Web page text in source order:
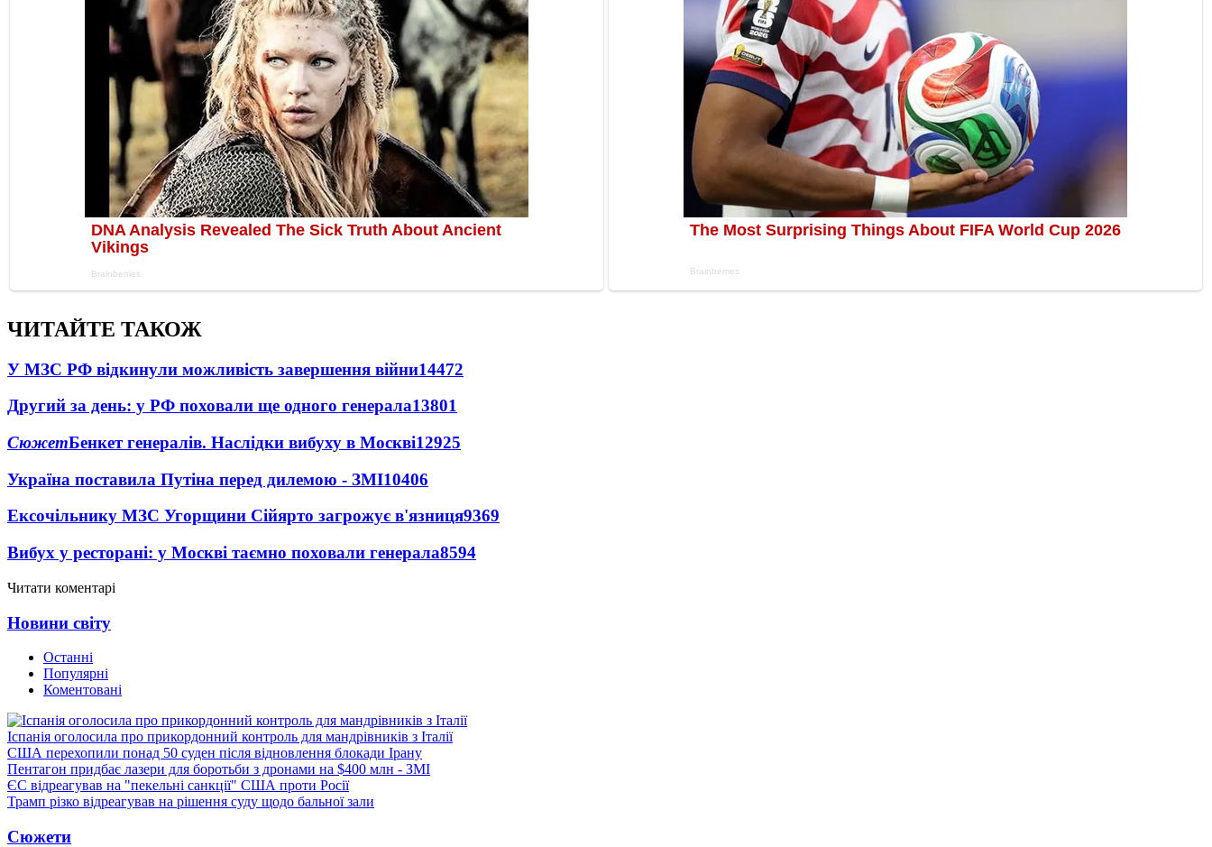
ЧИТАЙТЕ ТАКОЖ
У МЗС РФ відкинули можливість завершення війни14472
Другий за день: у РФ поховали ще одного генерала13801
СюжетБенкет генералів. Наслідки вибуху в Москві12925
Україна поставила Путіна перед дилемою - ЗМІ10406
Ексочільнику МЗС Угорщини Сійярто загрожує в'язниця9369
Вибух у ресторані: у Москві таємно поховали генерала8594
Читати коментарі
Новини світу
Останні
Популярні
Коментовані
Іспанія оголосила про прикордонний контроль для мандрівників з Італії
США перехопили понад 50 суден після відновлення блокади Ірану
Пентагон придбає лазери для боротьби з дронами на $400 млн - ЗМІ
ЄС відреагував на "пекельні санкції" США проти Росії
Трамп різко відреагував на рішення суду щодо бальної зали
Сюжети